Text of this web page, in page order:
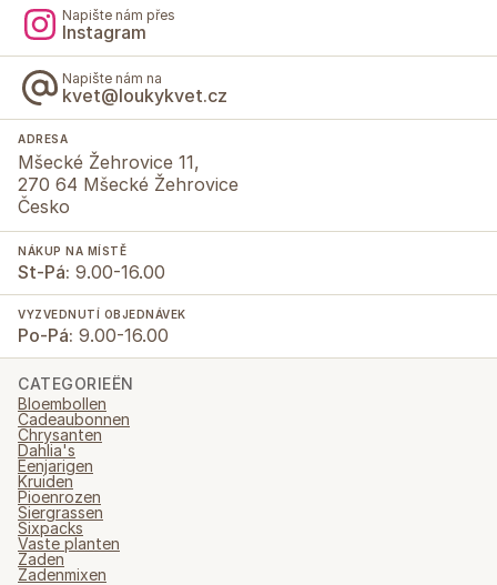
Napište nám přes
Instagram
Napište nám na
kvet@loukykvet.cz
ADRESA
Mšecké Žehrovice 11,
270 64 Mšecké Žehrovice
Česko
NÁKUP NA MÍSTĚ
St-Pá: 9.00-16.00
VYZVEDNUTÍ OBJEDNÁVEK
Po-Pá: 9.00-16.00
CATEGORIEËN
Bloembollen
Cadeaubonnen
Chrysanten
Dahlia's
Eenjarigen
Kruiden
Pioenrozen
Siergrassen
Sixpacks
Vaste planten
Zaden
Zadenmixen